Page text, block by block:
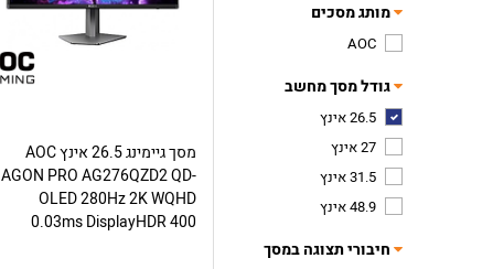
מותג מסכים
AOC
גודל מסך מחשב
26.5 אינץ
27 אינץ
31.5 אינץ
48.9 אינץ
חיבורי תצוגה במסך
מסך גיימינג 26.5 אינץ AOC
AGON PRO AG276QZD2 QD-
OLED 280Hz 2K WQHD
0.03ms DisplayHDR 400